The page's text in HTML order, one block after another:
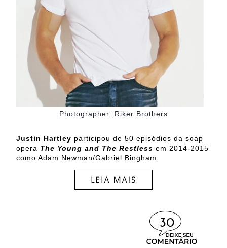
Photographer: Riker Brothers
Justin Hartley participou de 50 episódios da soap
opera The Young and The Restless em 2014-2015
como Adam Newman/Gabriel Bingham.
30